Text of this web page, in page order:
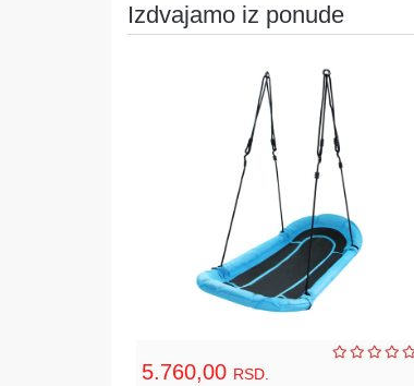
Izdvajamo iz ponude
5.760,00 RSD.